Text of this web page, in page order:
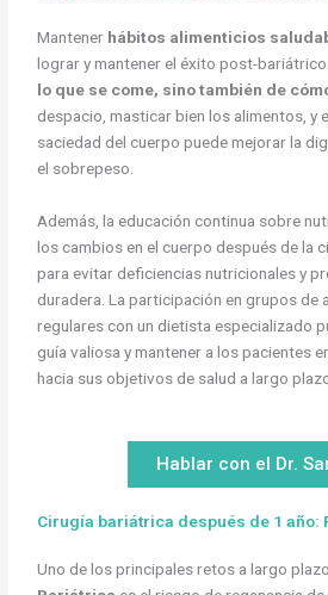
Mantener hábitos alimenticios
lograr y mantener el éxito post-bariátrico.
lo que se come, sino también de
despacio, masticar bien los alimentos, y
saciedad del cuerpo puede mejorar la
el sobrepeso.
Además, la educación continua sobre
los cambios en el cuerpo después de la
para evitar deficiencias nutricionales y
duradera. La participación en grupos de
regulares con un dietista especializado
guía valiosa y mantener a los pacientes
hacia sus objetivos de salud a largo
Hablar con el Dr.
Cirugía bariátrica después de 1 año:
Uno de los principales retos a largo